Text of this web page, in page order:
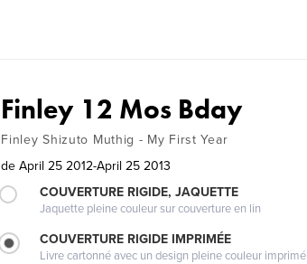
Finley 12 Mos Bday
Finley Shizuto Muthig - My First Year
de April 25 2012-April 25 2013
COUVERTURE RIGIDE, JAQUETTE
Jaquette pleine couleur sur couverture en lin
COUVERTURE RIGIDE IMPRIMÉE
Livre cartonné avec un design pleine couleur imprimé